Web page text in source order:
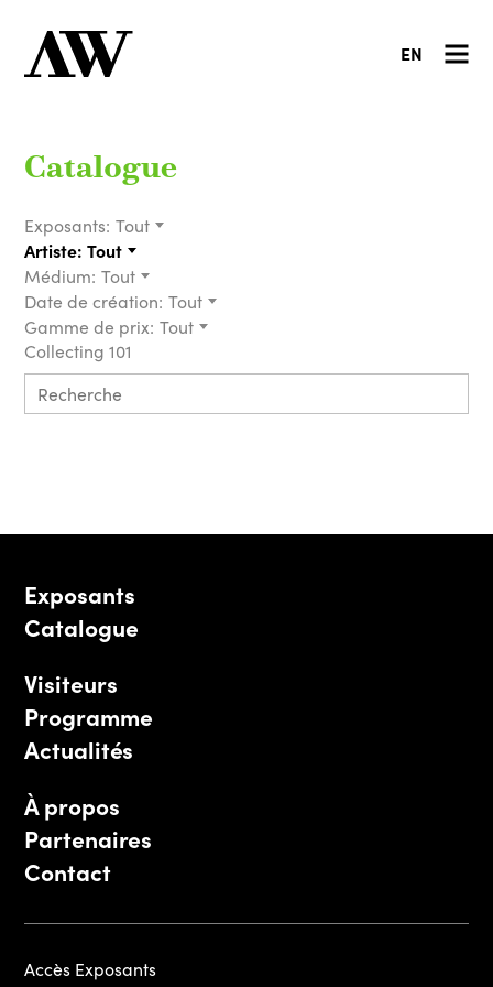
EN
Catalogue
Exposants: Tout
Artiste: Tout
Médium: Tout
Date de création: Tout
Gamme de prix: Tout
Collecting 101
Exposants
Catalogue
Visiteurs
Programme
Actualités
À propos
Partenaires
Contact
Accès Exposants